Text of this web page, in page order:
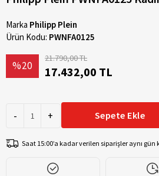
Marka Philipp Plein
Ürün Kodu: PWNFA0125
%20
21.790,00 TL
17.432,00 TL
- + Sepete Ekle
Saat 15:00’a kadar verilen siparişler aynı gün